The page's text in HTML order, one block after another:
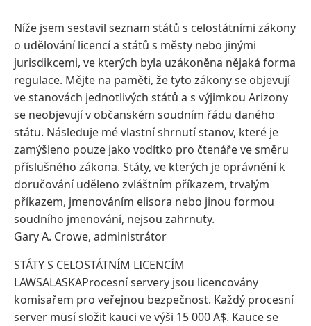
Níže jsem sestavil seznam států s celostátními zákony
o udělování licencí a států s městy nebo jinými
jurisdikcemi, ve kterých byla uzákoněna nějaká forma
regulace. Mějte na paměti, že tyto zákony se objevují
ve stanovách jednotlivých států a s výjimkou Arizony
se neobjevují v občanském soudním řádu daného
státu. Následuje mé vlastní shrnutí stanov, které je
zamýšleno pouze jako vodítko pro čtenáře ve směru
příslušného zákona. Státy, ve kterých je oprávnění k
doručování uděleno zvláštním příkazem, trvalým
příkazem, jmenováním elisora ​​nebo jinou formou
soudního jmenování, nejsou zahrnuty.
Gary A. Crowe, administrátor
STÁTY S CELOSTÁTNÍM LICENCÍM
LAWSALASKAProcesní servery jsou licencovány
komisařem pro veřejnou bezpečnost. Každý procesní
server musí složit kauci ve výši 15 000 A$. Kauce se